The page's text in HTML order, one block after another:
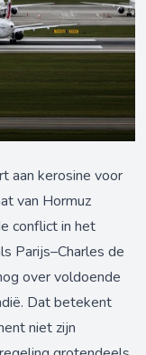
aan kerosine voor
van Hormuz
conflict in het
Parijs–Charles de
over voldoende
Dat betekent
niet zijn